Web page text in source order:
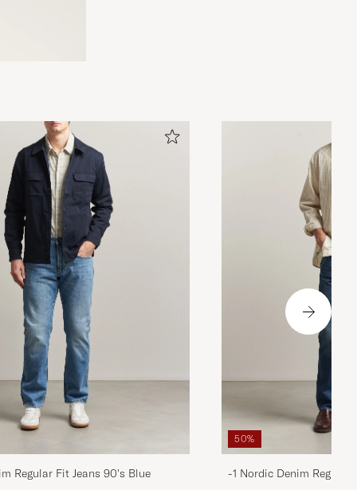
Regular Fit Jeans 90's Blue
50%
-1 Nordic Denim Regular